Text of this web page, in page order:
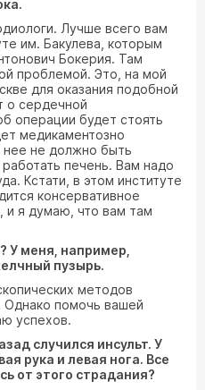
Лучше всего вам
им. Бакулева, которым
Бокерия. Там
проблемой. Это, на мой
для оказания подобной
о сердечной
операции будет стоять
медикаментозно
нее не должно быть
печень. Вам надо
Кстати, в этом институте
консервативное
и я думаю, что вам там
У меня, например,
пузырь.
методов
Однако помочь вашей
успехов.
случился инсульт. У
рука и левая нога. Все
от этого страдания?